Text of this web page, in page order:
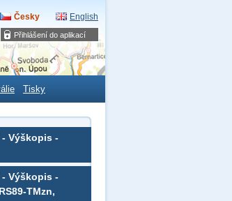
Přihlášení do aplikací
Česky English
Tisky
- Výškopis -
- Výškopis -
TMzn,